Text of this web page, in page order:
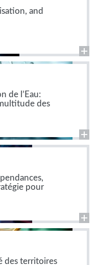
and
de l’Eau:
des
pour
des territoires